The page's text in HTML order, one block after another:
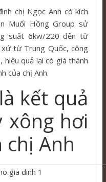
chị Ngọc Anh có kích
Muối Hồng Group sử
suất 6kw/220 đến từ
từ Trung Quốc, công
hiệu quả lại có giá thành
của chị Anh.
kết quả
xông hơi
Anh